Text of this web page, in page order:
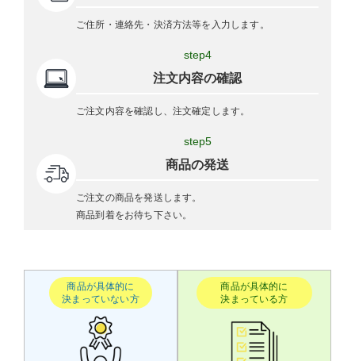
ご住所・連絡先・決済方法等を入力します。
step4
注文内容の確認
ご注文内容を確認し、注文確定します。
step5
商品の発送
ご注文の商品を発送します。
商品到着をお待ち下さい。
商品が具体的に
決まっていない方
商品が具体的に
決まっている方